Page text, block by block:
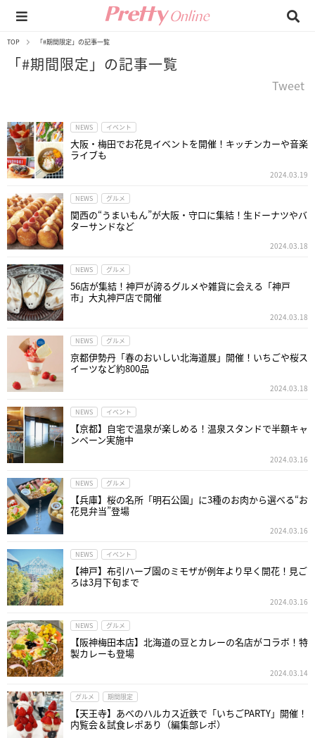
TOP 「#期間限定」の記事一覧
「#期間限定」の記事一覧
Tweet
NEWS イベント
大阪・梅田でお花見イベントを開催！キッチンカーや音楽
ライブも
2024.03.19
NEWS グルメ
関西の“うまいもん”が大阪・守口に集結！生ドーナツやバ
ターサンドなど
2024.03.18
NEWS グルメ
56店が集結！神戸が誇るグルメや雑貨に会える「神戸
市」大丸神戸店で開催
2024.03.18
NEWS グルメ
京都伊勢丹「春のおいしい北海道展」開催！いちごや桜ス
イーツなど約800品
2024.03.18
NEWS イベント
【京都】自宅で温泉が楽しめる！温泉スタンドで半額キャ
ンペーン実施中
2024.03.16
NEWS グルメ
【兵庫】桜の名所「明石公園」に3種のお肉から選べる“お
花見弁当”登場
2024.03.16
NEWS イベント
【神戸】布引ハーブ園のミモザが例年より早く開花！見ご
ろは3月下旬まで
2024.03.16
NEWS グルメ
【阪神梅田本店】北海道の豆とカレーの名店がコラボ！特
製カレーも登場
2024.03.14
グルメ 期間限定
【天王寺】あべのハルカス近鉄で「いちごPARTY」開催！
内覧会＆試食レポあり（編集部レポ）